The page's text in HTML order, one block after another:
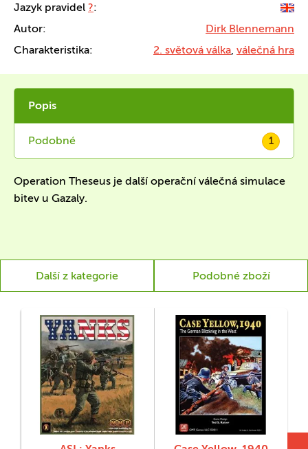
Jazyk pravidel ?:
Autor:
Dirk Blennemann
Charakteristika:
2. světová válka, válečná hra
Popis
Podobné 1
Operation Theseus je další operační válečná simulace
bitev u Gazaly.
Další z kategorie Podobné zboží